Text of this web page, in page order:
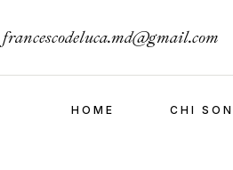
francescodeluca.md@gmail.com
HOME CHI